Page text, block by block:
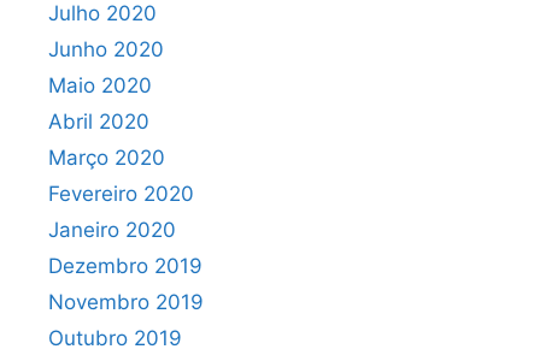
Julho 2020
Junho 2020
Maio 2020
Abril 2020
Março 2020
Fevereiro 2020
Janeiro 2020
Dezembro 2019
Novembro 2019
Outubro 2019